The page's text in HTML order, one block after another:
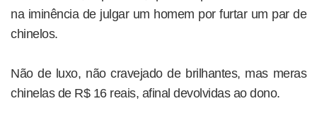
na iminência de julgar um homem por furtar um par de
chinelos.
Não de luxo, não cravejado de brilhantes, mas meras
chinelas de R$ 16 reais, afinal devolvidas ao dono.